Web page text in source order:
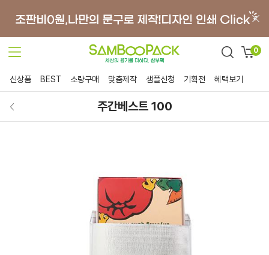
0
신상품 BEST 소량구매 맞춤제작 샘플신청 기획전 혜택보기
주간베스트 100